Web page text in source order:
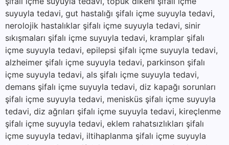
suyuyla tedavi, gut hastalığı şifalı içme suyuyla tedavi,
nerolojik hastalıklar şifalı içme suyuyla tedavi, sinir
sıkışmaları şifalı içme suyuyla tedavi, kramplar şifalı
içme suyuyla tedavi, epilepsi şifalı içme suyuyla tedavi,
alzheimer şifalı içme suyuyla tedavi, parkinson şifalı
içme suyuyla tedavi, als şifalı içme suyuyla tedavi,
demans şifalı içme suyuyla tedavi, diz kapağı sorunları
şifalı içme suyuyla tedavi, menisküs şifalı içme suyuyla
tedavi, diz ağrıları şifalı içme suyuyla tedavi, kireçlenme
şifalı içme suyuyla tedavi, eklem rahatsızlıkları şifalı
içme suyuyla tedavi, iltihaplanma şifalı içme suyuyla